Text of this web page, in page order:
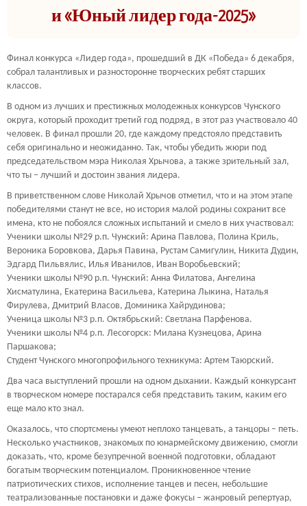
и «Юный лидер года-2025»
Финал конкурса «Лидер года», прошедший в ДК «Победа» 6 декабря,
собрал талантливых и разносторонне творческих ребят старших
классов.
В одном из лучших и престижных молодежных конкурсов Чунского
округа, который проходит третий год подряд, в этот раз участвовало 40
человек. В финал прошли 20, где каждому предстояло представить
себя оригинально и неожиданно. Так, чтобы убедить жюри под
председательством мэра Николая Хрычова, а также зрительный зал,
что ты – лучший и достоин звания лидера.
В приветственном слове Николай Хрычов отметил, что и на этом этапе
победителями станут не все, но история малой родины сохранит все
имена, кто не побоялся сложных испытаний и смело в них участвовал:
Ученики школы №29 р.п. Чунский: Арина Павлова, Полина Криль,
Вероника Боровкова, Дарья Павина, Рустам Самигулин, Никита Дудин,
Эдгард Пильвялис, Илья Иванилов, Иван Воробьевский;
Ученики школы №90 р.п. Чунский: Анна Филатова, Ангелина
Хисматулина, Екатерина Васильева, Катерина Лыкина, Наталья
Фирулева, Дмитрий Власов, Доминика Хайрудинова;
Ученица школы №3 р.п. Октябрьский: Светлана Парфенова.
Ученики школы №4 р.п. Лесогорск: Милана Кузнецова, Арина
Паршакова;
Студент Чунского многопрофильного техникума: Артем Таюрский.
Два часа выступлений прошли на одном дыхании. Каждый конкурсант
в творческом номере постарался себя представить таким, каким его
еще мало кто знал.
Оказалось, что спортсмены умеют неплохо танцевать, а танцоры – петь.
Несколько участников, знакомых по юнармейскому движению, смогли
доказать, что, кроме безупречной военной подготовки, обладают
богатым творческим потенциалом. Проникновенное чтение
патриотических стихов, исполнение танцев и песен, небольшие
театрализованные постановки и даже фокусы – жанровый репертуар,